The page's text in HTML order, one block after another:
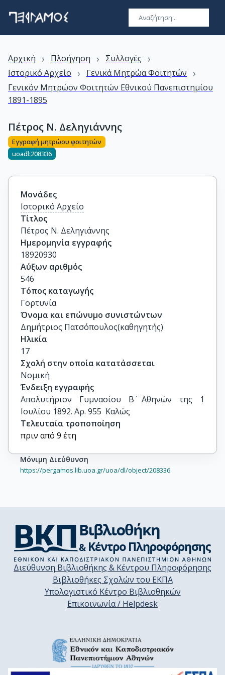
Αρχική › Πλοήγηση › Συλλογές ›
Ιστορικό Αρχείο › Γενικά Μητρώα Φοιτητών ›
Γενικόν Μητρώον Φοιτητών Εθνικού Πανεπιστημίου
1891-1895
Πέτρος Ν. Δεληγιάννης
Εγγραφή μητρώου φοιτητών
uoadl:208336
Μονάδες
Ιστορικό Αρχείο
Τίτλος
Πέτρος Ν. Δεληγιάννης
Ημερομηνία εγγραφής
18920930
Αύξων αριθμός
546
Τόπος καταγωγής
Γορτυνία
Όνομα και επώνυμο συνιστώντων
Δημήτριος Πατσόπουλος(καθηγητής)
Ηλικία
17
Σχολή στην οποία κατατάσσεται
Νομική
Ένδειξη εγγραφής
Απολυτήριον Γυμνασίου Β΄ Αθηνών της 1
Ιουλίου 1892. Αρ. 955  Καλώς
Τελευταία τροποποίηση
πριν από 9 έτη
Μόνιμη Διεύθυνση
https://pergamos.lib.uoa.gr/uoa/dl/object/208336
Διεύθυνση Βιβλιοθήκης & Κέντρου Πληροφόρησης
Βιβλιοθήκες Σχολών του ΕΚΠΑ
Υπολογιστικό Κέντρο Βιβλιοθηκών
Επικοινωνία / Helpdesk